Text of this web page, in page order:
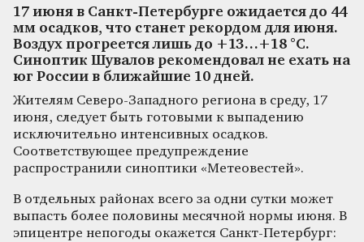
17 июня в Санкт-Петербурге ожидается до 44
мм осадков, что станет рекордом для июня.
Воздух прогреется лишь до +13…+18 °C.
Синоптик Шувалов рекомендовал не ехать на
юг России в ближайшие 10 дней.
Жителям Северо-Западного региона в среду, 17
июня, следует быть готовыми к выпадению
исключительно интенсивных осадков.
Соответствующее предупреждение
распространили синоптики «Метеовестей».
В отдельных районах всего за одни сутки может
выпасть более половины месячной нормы июня. В
эпицентре непогоды окажется Санкт-Петербург: